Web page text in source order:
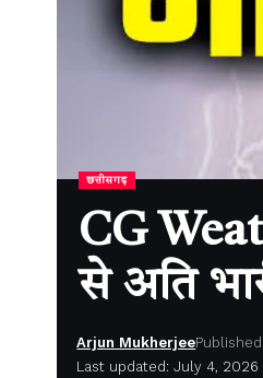
छत्तीसगढ़
CG
से अति
Last updated: July 4, 2026
Arjun Mukherjee